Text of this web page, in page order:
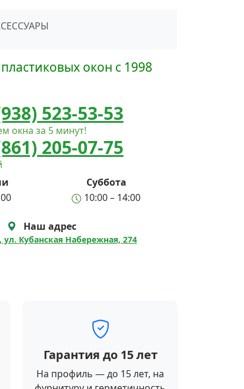
окон с 1998
523-53-53
окна за 5 минут!
205-07-75
Суббота
10:00 – 14:00
Наш адрес
ул. Кубанская Набережная, 274
Гарантия до 15 лет
На профиль — до 15 лет, на